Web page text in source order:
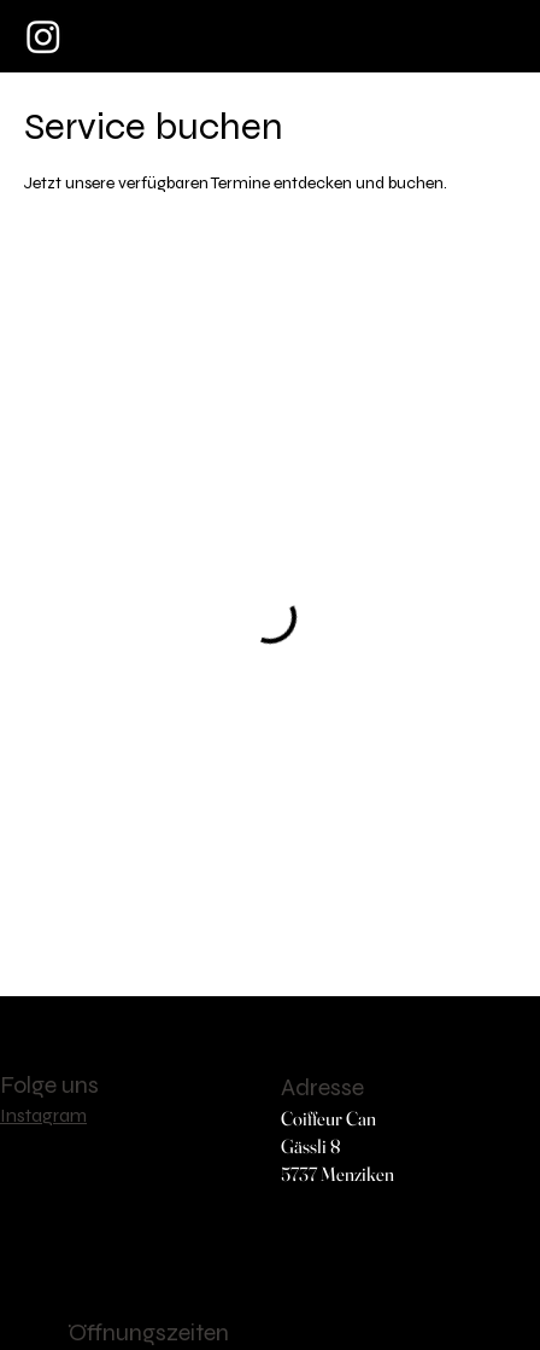
Service buchen
Jetzt unsere verfügbaren Termine entdecken und buchen.
Folge uns
Instagram
Öffnungszeiten
Adresse
Coiffeur Can
Gässli 8
5737 Menziken